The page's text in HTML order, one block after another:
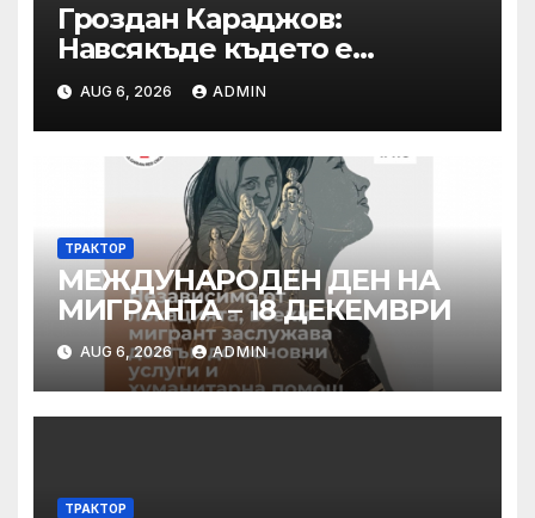
Гроздан Караджов:
Навсякъде където е
възможна човешка грешка
в железницата, трябва да
има система за вторичен
контрол
AUG 6, 2026 ADMIN
ТРАКТОР
МЕЖДУНАРОДЕН ДЕН НА
МИГРАНТА – 18 ДЕКЕМВРИ
AUG 6, 2026 ADMIN
ТРАКТОР